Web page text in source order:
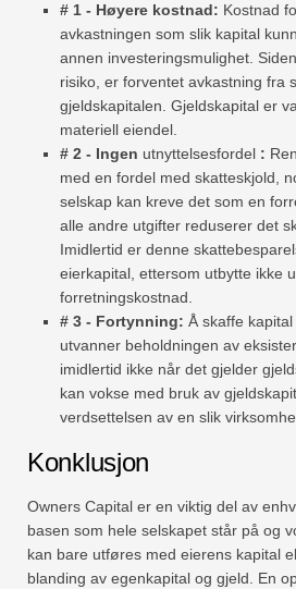
# 1 - Høyere kostnad: Kostnad
avkastningen som slik kapital
annen investeringsmulighet.
risiko, er forventet avkastning fra
gjeldskapitalen. Gjeldskapital er
materiell eiendel.
# 2 - Ingen utnyttelsesfordel :
med en fordel med skatteskjold,
selskap kan kreve det som en
alle andre utgifter reduserer det
Imidlertid er denne
eierkapital, ettersom utbytte ikke
forretningskostnad.
# 3 - Fortynning: Å skaffe
utvanner beholdningen av
imidlertid ikke når det gjelder
kan vokse med bruk av
verdsettelsen av en slik
Konklusjon
Owners Capital er en viktig del av
basen som hele selskapet står på og
kan bare utføres med eierens kapital
blanding av egenkapital og gjeld. En